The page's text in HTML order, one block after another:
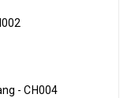
- CH004